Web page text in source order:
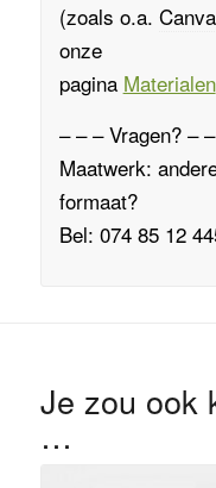
(zoals o.a.
onze
pagina Materialen
– – – Vragen? –
Maatwerk:
formaat?
Bel: 074 85 12
Je zou ook
…